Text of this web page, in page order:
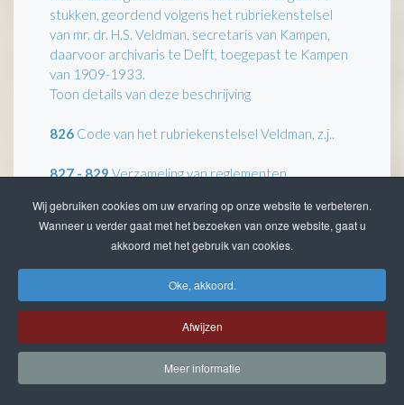
stukken, geordend volgens het rubriekenstelsel
van mr. dr. H.S. Veldman, secretaris van Kampen,
daarvoor archivaris te Delft, toegepast te Kampen
van 1909-1933.
Toon details van deze beschrijving
826 Code van het rubriekenstelsel Veldman, z.j..
827 - 829Verzameling van reglementen,
Toon details van deze beschrijving
Publicaties van Z. M. de Koning, 1813-1832.
Publicaties van de Gouveneur en
Gedeputeerde Staten van Overijssel, 1813-1833.
832 - 846Register van stedelijke publicaties.
Toon details van deze beschrijving
Wij gebruiken cookies om uw ervaring op onze website te verbeteren.
Wanneer u verder gaat met het bezoeken van onze website, gaat u
akkoord met het gebruik van cookies.
Oke, akkoord.
Afwijzen
Meer informatie